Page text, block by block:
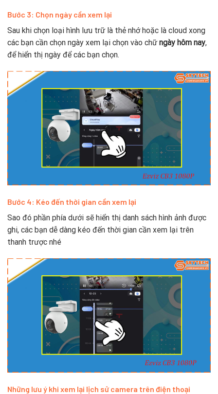
Bước 3: Chọn ngày cần xem lại
Sau khi chọn loại hình lưu trữ là thẻ nhớ hoặc là cloud xong
các bạn cần chọn ngày xem lại chọn vào chữ ngày hôm nay,
để hiển thị ngày để các bạn chọn.
Bước 4: Kéo đến thời gian cần xem lại
Sao đó phần phía dưới sẽ hiển thị danh sách hình ảnh được
ghi, các bạn dễ dàng kéo đến thời gian cần xem lại trên
thanh trược nhé
Những lưu ý khi xem lại lịch sử camera trên điện thoại